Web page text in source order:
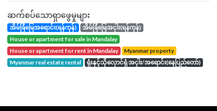
ဆက်စပ်သောရှာဖွေမှုများ
အိမ်ခြံမြေအရောင်း(ရန်ကုန်)
အိမ်ခြံမြေအငှါး(ရန်ကုန်)
house or apartment for sale in Mandalay
house or apartment for rent in Mandalay
Myanmar property
Myanmar real estate rental
ရုံးနှင့်သိုလှောင်ရုံ အငှါး/အရောင်း(နေပြည်တော်)